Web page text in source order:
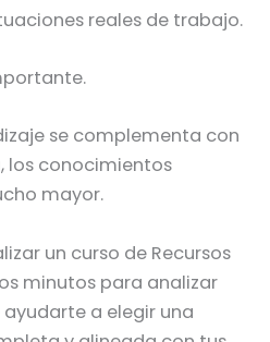
reales de trabajo.
se complementa con
los conocimientos
mayor.
un curso de Recursos
minutos para analizar
a elegir una